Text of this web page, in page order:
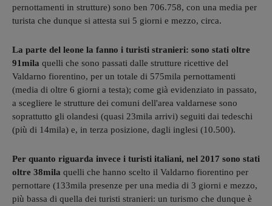
pernottamenti in strutture) sono ben 706.758, con una media per
turista che dunque si attesta sui 5 giorni e mezzo, circa.
La parte del leone la fanno i turisti stranieri: sono stati oltre
91mila quelli che sono passati dalle strutture ricettive del
Valdarno fiorentino, per un totale di 575mila pernottamenti
(media di oltre 6 giorni a testa); come già evidenziato in passato,
a scegliere le strutture dei comuni dell'area valdarnese sono
soprattutto gli olandesi (quasi 23mila arrivi) seguiti dai tedeschi
(più di 14mila) e, in terza posizione, dagli inglesi (10.500).
Per quanto riguarda invece i turisti italiani, nel 2017 sono stati
oltre 38mila quelli che hanno scelto il Valdarno fiorentino per
pernottare (133mila presenze per una media di 3 giorni e mezzo,
più bassa di quella dei turisti stranieri: un turismo che dunque è